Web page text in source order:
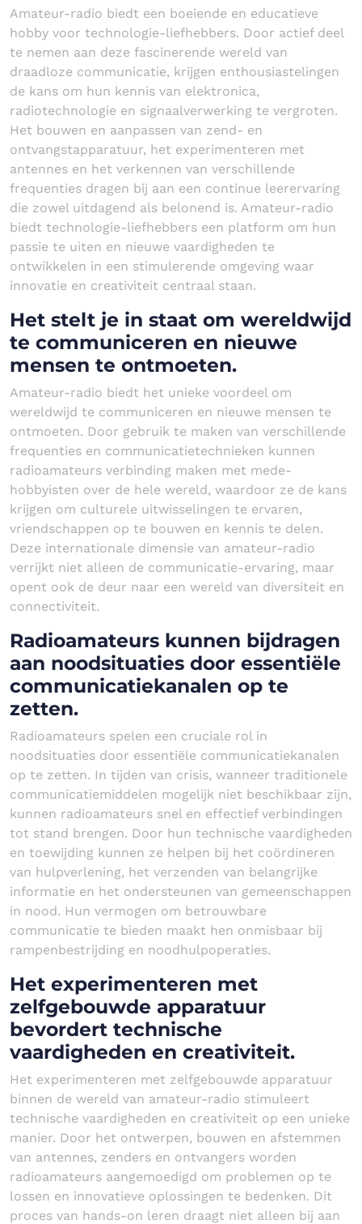
Amateur-radio biedt een boeiende en educatieve
hobby voor technologie-liefhebbers. Door actief deel
te nemen aan deze fascinerende wereld van
draadloze communicatie, krijgen enthousiastelingen
de kans om hun kennis van elektronica,
radiotechnologie en signaalverwerking te vergroten.
Het bouwen en aanpassen van zend- en
ontvangstapparatuur, het experimenteren met
antennes en het verkennen van verschillende
frequenties dragen bij aan een continue leerervaring
die zowel uitdagend als belonend is. Amateur-radio
biedt technologie-liefhebbers een platform om hun
passie te uiten en nieuwe vaardigheden te
ontwikkelen in een stimulerende omgeving waar
innovatie en creativiteit centraal staan.
Het stelt je in staat om wereldwijd
te communiceren en nieuwe
mensen te ontmoeten.
Amateur-radio biedt het unieke voordeel om
wereldwijd te communiceren en nieuwe mensen te
ontmoeten. Door gebruik te maken van verschillende
frequenties en communicatietechnieken kunnen
radioamateurs verbinding maken met mede-
hobbyisten over de hele wereld, waardoor ze de kans
krijgen om culturele uitwisselingen te ervaren,
vriendschappen op te bouwen en kennis te delen.
Deze internationale dimensie van amateur-radio
verrijkt niet alleen de communicatie-ervaring, maar
opent ook de deur naar een wereld van diversiteit en
connectiviteit.
Radioamateurs kunnen bijdragen
aan noodsituaties door essentiële
communicatiekanalen op te
zetten.
Radioamateurs spelen een cruciale rol in
noodsituaties door essentiële communicatiekanalen
op te zetten. In tijden van crisis, wanneer traditionele
communicatiemiddelen mogelijk niet beschikbaar zijn,
kunnen radioamateurs snel en effectief verbindingen
tot stand brengen. Door hun technische vaardigheden
en toewijding kunnen ze helpen bij het coördineren
van hulpverlening, het verzenden van belangrijke
informatie en het ondersteunen van gemeenschappen
in nood. Hun vermogen om betrouwbare
communicatie te bieden maakt hen onmisbaar bij
rampenbestrijding en noodhulpoperaties.
Het experimenteren met
zelfgebouwde apparatuur
bevordert technische
vaardigheden en creativiteit.
Het experimenteren met zelfgebouwde apparatuur
binnen de wereld van amateur-radio stimuleert
technische vaardigheden en creativiteit op een unieke
manier. Door het ontwerpen, bouwen en afstemmen
van antennes, zenders en ontvangers worden
radioamateurs aangemoedigd om problemen op te
lossen en innovatieve oplossingen te bedenken. Dit
proces van hands-on leren draagt niet alleen bij aan